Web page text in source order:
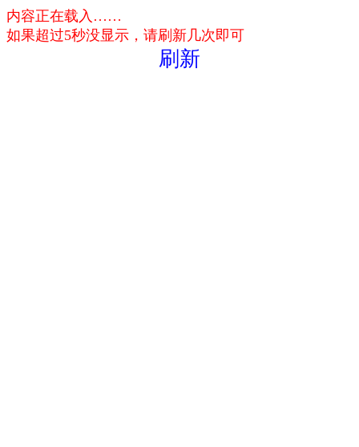
内容正在载入……
如果超过5秒没显示，请刷新几次即可
刷新